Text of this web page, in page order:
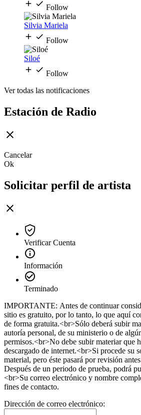
Follow
Silvia Mariela
Follow
Siloé
Follow
Ver todas las notificaciones
Estación de Radio
Cancelar
Ok
Solicitar perfil de artista
Verificar Cuenta
Información
Terminado
IMPORTANTE: Antes de continuar
sitio es gratuito, por lo tanto, lo que aquí
de forma gratuita.<br>Sólo deberá subir
autoría personal, de su ministerio o de
permisos.<br>No debe subir materiar que
descargado de internet.<br>Si procede su
material, pero éste pasará por revisión
Después de un periodo de prueba, podrá
<br>Su correo electrónico y nombre
fines de contacto.
Dirección de correo electrónico: